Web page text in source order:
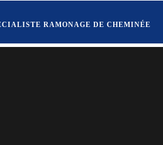
RAMONAGE DE CHEMINÉE